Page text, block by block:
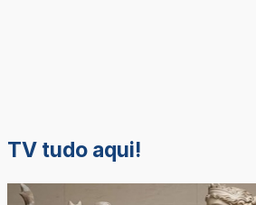
TV tudo aqui!